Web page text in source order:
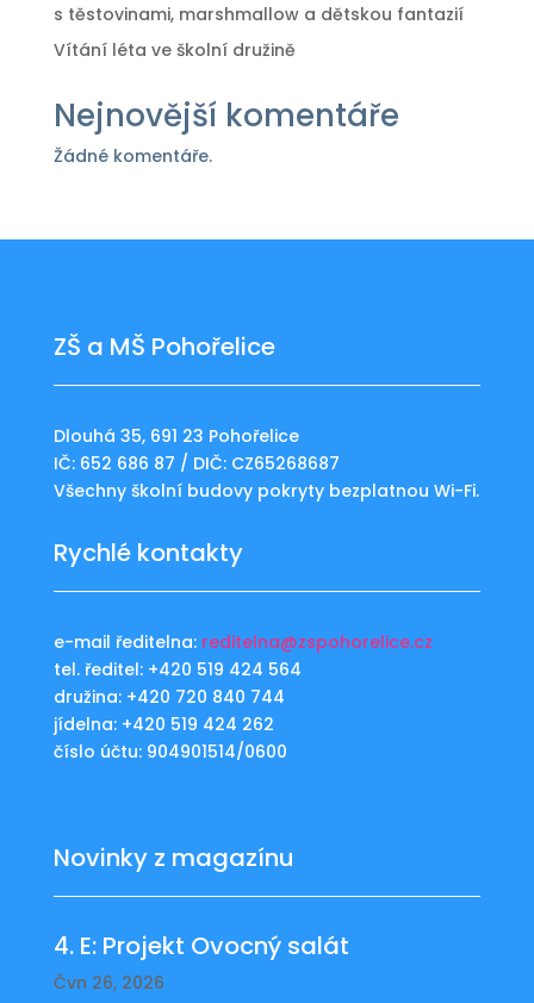
s těstovinami, marshmallow a dětskou fantazií
Vítání léta ve školní družině
Nejnovější komentáře
Žádné komentáře.
ZŠ a MŠ Pohořelice
Dlouhá 35, 691 23 Pohořelice
IČ: 652 686 87 / DIČ: CZ65268687
Všechny školní budovy pokryty bezplatnou Wi-Fi.
Rychlé kontakty
e-mail ředitelna: reditelna@zspohorelice.cz
tel. ředitel: +420 519 424 564
družina: +420 720 840 744
jídelna: +420 519 424 262
číslo účtu: 904901514/0600
Novinky z magazínu
4. E: Projekt Ovocný salát
Čvn 26, 2026